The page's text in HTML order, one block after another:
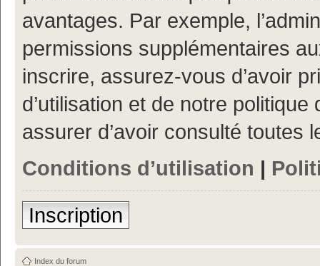
avantages. Par exemple,
permissions supplémentaires
inscrire, assurez-vous d’avoir
d’utilisation et de notre
assurer d’avoir consulté toutes
Conditions d’utilisation |
Inscription
Index du forum